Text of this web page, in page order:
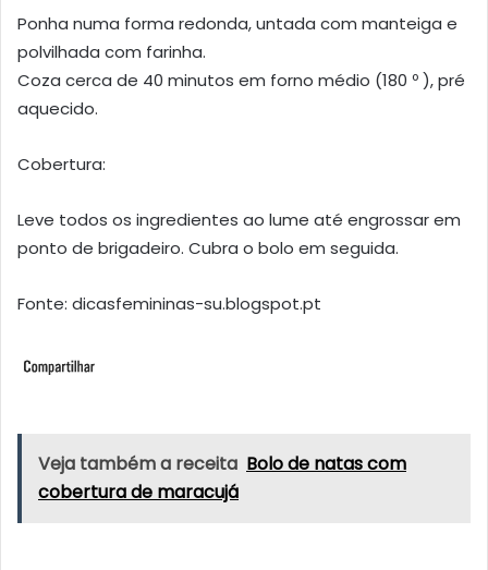
Ponha numa forma redonda, untada com manteiga e
polvilhada com farinha.
Coza cerca de 40 minutos em forno médio (180 º ), pré
aquecido.
Cobertura:
Leve todos os ingredientes ao lume até engrossar em
ponto de brigadeiro. Cubra o bolo em seguida.
Fonte: dicasfemininas-su.blogspot.pt
Veja também a receita Bolo de natas com
cobertura de maracujá